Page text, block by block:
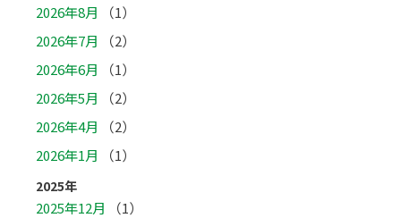
2026年8月
（1）
2026年7月
（2）
2026年6月
（1）
2026年5月
（2）
2026年4月
（2）
2026年1月
（1）
2025年
2025年12月
（1）